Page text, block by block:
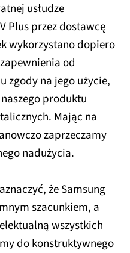
usłudze
Plus przez dostawcę
wykorzystano dopiero
od
zgody na jego użycie,
produktu
Mając na
zaprzeczamy
nadużycia.
że Samsung
szacunkiem, a
wszystkich
do konstruktywnego